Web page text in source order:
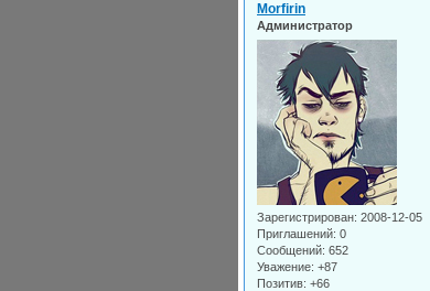
Morfirin
Администратор
Зарегистрирован: 2008-12-05
Приглашений: 0
Сообщений: 652
Уважение: +87
Позитив: +66